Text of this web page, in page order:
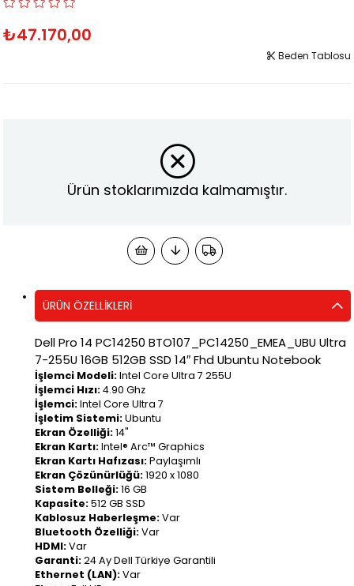
₺47.170,00
Beden Tablosu
Ürün stoklarımızda kalmamıştır.
ÜRÜN ÖZELLIKLERI
Dell Pro 14 PC14250 BTO107_PC14250_EMEA_UBU Ultra
7-255U 16GB 512GB SSD 14″ Fhd Ubuntu Notebook
İşlemci Modeli:Intel Core Ultra 7 255U
İşlemci Hızı:4.90 Ghz
İşlemci:Intel Core Ultra 7
İşletim Sistemi:Ubuntu
Ekran Özelliği:14"
Ekran Kartı:Intel® Arc™ Graphics
Ekran Kartı Hafızası:Paylaşımlı
Ekran Çözünürlüğü:1920 x 1080
Sistem Belleği:16 GB
Kapasite:512 GB SSD
Kablosuz Haberleşme:Var
Bluetooth Özelliği:Var
HDMI:Var
Garanti:24 Ay Dell Türkiye Garantili
Ethernet (LAN):Var